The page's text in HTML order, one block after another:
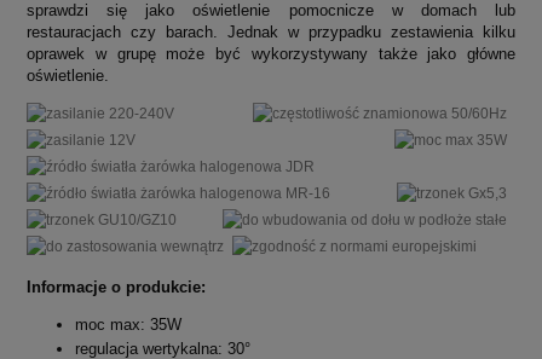
sprawdzi się jako oświetlenie pomocnicze w domach lub
restauracjach czy barach. Jednak w przypadku zestawienia kilku
oprawek w grupę może być wykorzystywany także jako główne
oświetlenie.
Informacje o produkcie:
moc max: 35W
regulacja wertykalna: 30°